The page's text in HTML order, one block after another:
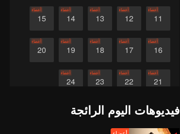
11
أعضاء
12
أعضاء
13
أعضاء
14
أعضاء
15
أعضاء
16
أعضاء
17
أعضاء
18
أعضاء
19
أعضاء
20
أعضاء
21
أعضاء
22
أعضاء
23
أعضاء
24
أعضاء
فيديوهات اليوم الرائجة